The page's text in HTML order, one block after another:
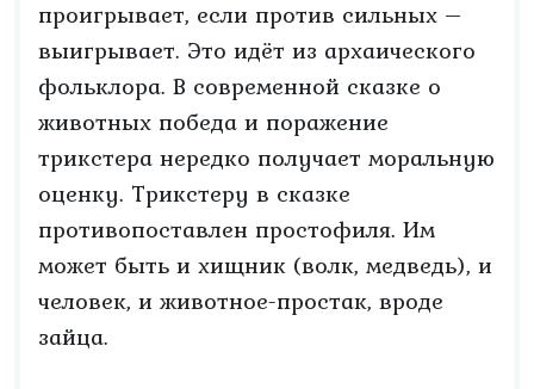
проигрывает, если против сильных –
выигрывает. Это идёт из архаического
фольклора. В современной сказке о
животных победа и поражение
трикстера нередко получает моральную
оценку. Трикстеру в сказке
противопоставлен простофиля. Им
может быть и хищник (волк, медведь), и
человек, и животное-простак, вроде
зайца.